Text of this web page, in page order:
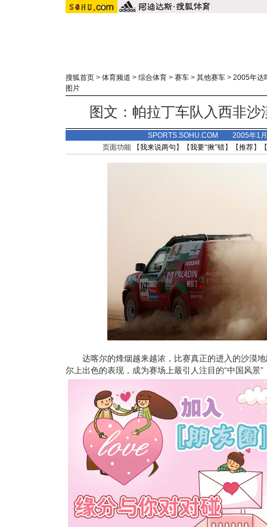
搜狐首页 > 体育频道 > 综合体育 > 赛车 > 其他赛车 > 2005年达
图片
图文：帕拉丁车队入西非
SPORTS.SOHU.COM 2005年1
页面功能 【我来说两句 】【我要“揪”错】【推荐】
达喀尔的烽烟越来越浓，比赛真正的进入的沙漠地
尔上出色的表现，成为赛场上最引人注目的“中国风景”